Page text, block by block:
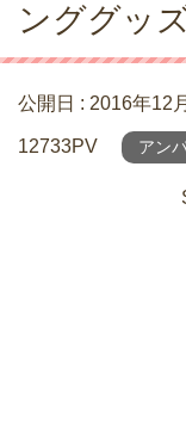
ンググッ
公開日 : 2016年12
12733PV アン